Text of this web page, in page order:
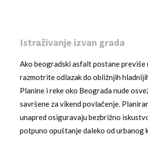
Istraživanje izvan grada
Ako beogradski asfalt postane previše
razmotrite odlazak do obližnjih
Planine i reke oko Beograda nude
savršene za vikend povlačenje.
unapred osiguravaju bezbrižno
potpuno opuštanje daleko od urbanog